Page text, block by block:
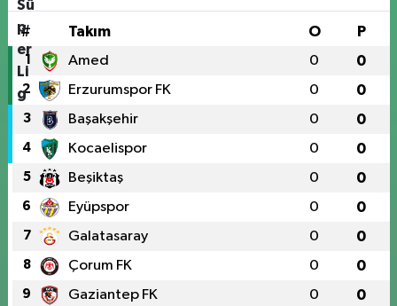
# Takım O P
1 Amed 0 0
2 Erzurumspor FK 0 0
3 Başakşehir 0 0
4 Kocaelispor 0 0
5 Beşiktaş 0 0
6 Eyüpspor 0 0
7 Galatasaray 0 0
8 Çorum FK 0 0
9 Gaziantep FK 0 0